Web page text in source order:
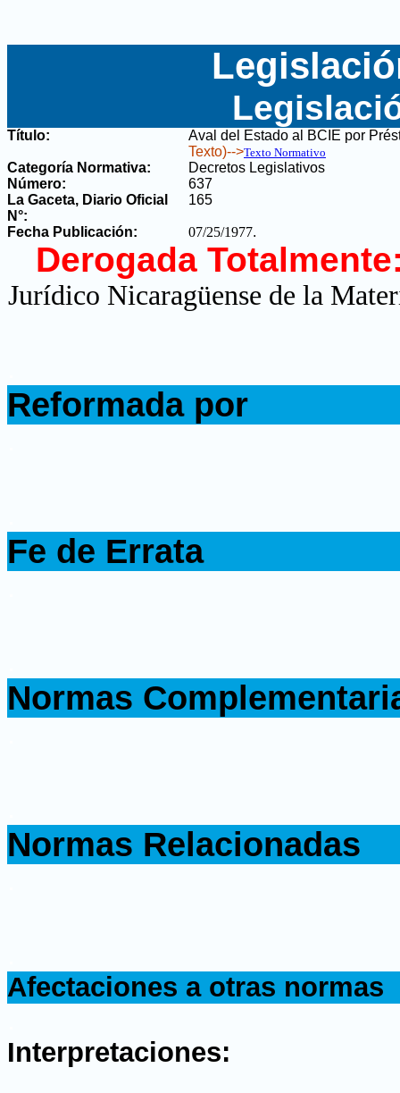
Título:
Aval del Estado al BCIE por
Texto)-->Texto Normativo
Categoría Normativa:
Decretos Legislativos
Número:
637
La Gaceta, Diario Oficial
N°:
165
Fecha Publicación: 07/25/1977.
Derogada
Jurídico Nicaragüense de la
Reformada por
Fe de Errata
Normas
Normas Relacionadas
Afectaciones a otras normas
Interpretaciones: